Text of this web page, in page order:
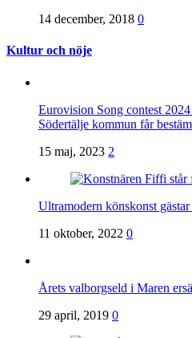
14 december, 2018 0
Kultur och nöje
Eurovision Song contest
Södertälje kommun får
15 maj, 2023 2
Ultramodern könskonst
11 oktober, 2022 0
Årets valborgseld i Maren
29 april, 2019 0